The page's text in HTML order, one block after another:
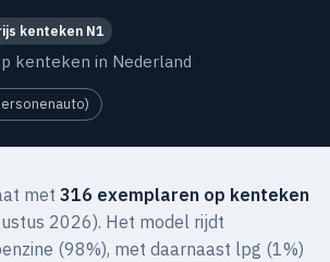
kenteken N1
kenteken in Nederland
met 316 exemplaren op kenteken
2026). Het model rijdt
(98%), met daarnaast lpg (1%)